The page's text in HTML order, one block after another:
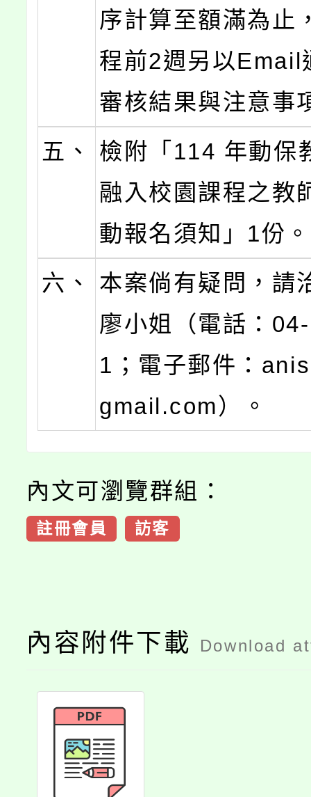
序計算至額滿為止
程前2週另以Email
審核結果與注意事
五、
檢附「114 年動保
融入校園課程之教
動報名須知」1份。
六、
本案倘有疑問，請
廖小姐（電話：
1；電子郵件：
gmail.com）。
內文可瀏覽群組：
註冊會員 訪客
內容附件下載 Download